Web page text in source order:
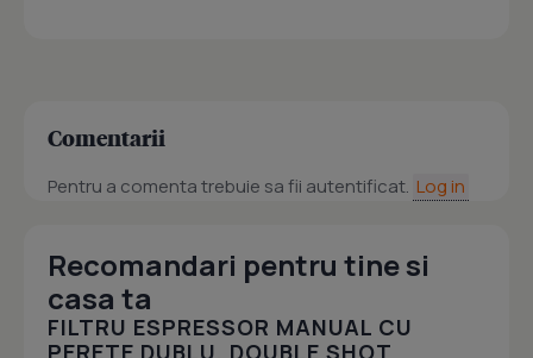
Comentarii
Pentru a comenta trebuie sa fii autentificat. Log in
Recomandari pentru tine si
casa ta
FILTRU ESPRESSOR MANUAL CU
PERETE DUBLU, DOUBLE SHOT